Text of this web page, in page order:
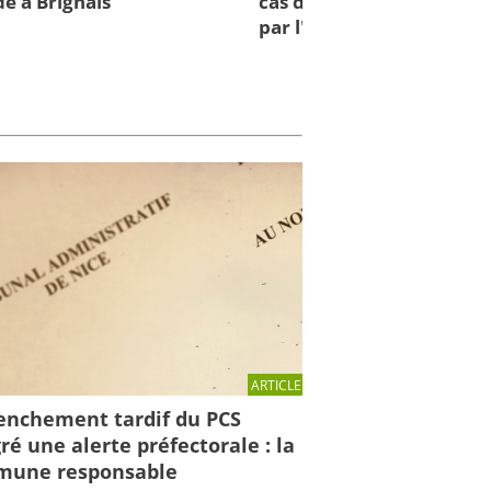
par l'IRMa et la mission
ARTICLE
tardif du PCS
une alerte préfectorale : la
responsable